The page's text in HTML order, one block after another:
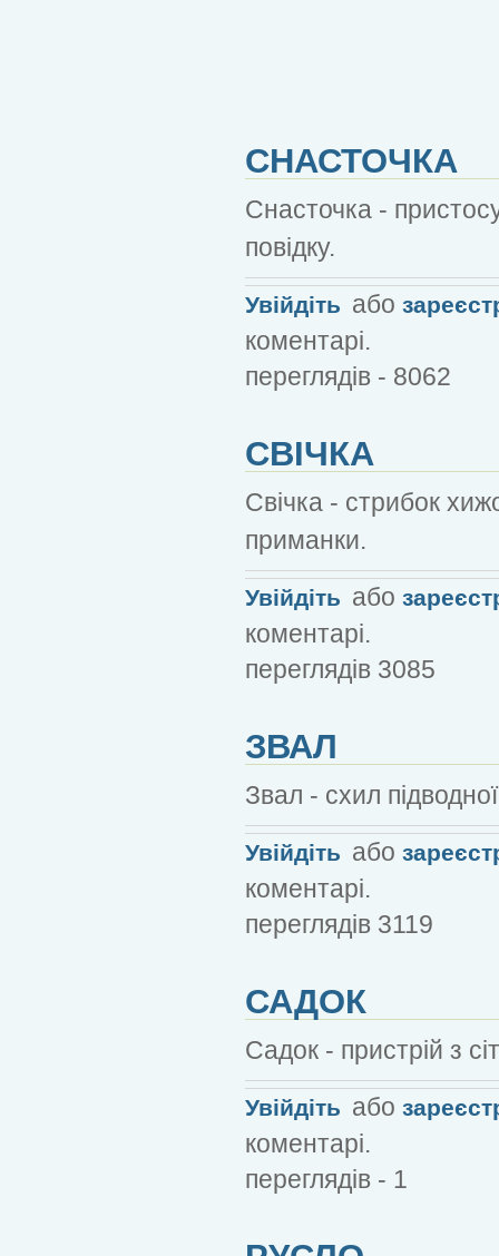
СНАСТОЧКА
Снасточка -
повідку.
Увійдіть або
коментарі.
переглядів - 8062
СВІЧКА
Свічка - стрибок
приманки.
Увійдіть або
коментарі.
переглядів 3085
ЗВАЛ
Звал - схил
Увійдіть або
коментарі.
переглядів 3119
САДОК
Садок - пристрій з
Увійдіть або
коментарі.
переглядів - 1